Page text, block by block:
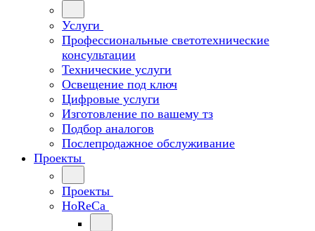
Услуги
Профессиональные светотехнические
консультации
Технические услуги
Освещение под ключ
Цифровые услуги
Изготовление по вашему тз
Подбор аналогов
Послепродажное обслуживание
Проекты
Проекты
HoReCa